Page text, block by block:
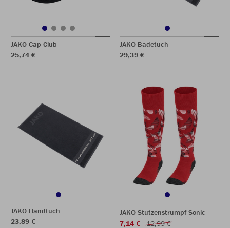
JAKO Cap Club
25,74 €
JAKO Badetuch
29,39 €
JAKO Handtuch
23,89 €
JAKO Stutzenstrumpf Sonic
7,14 €
12,99 €